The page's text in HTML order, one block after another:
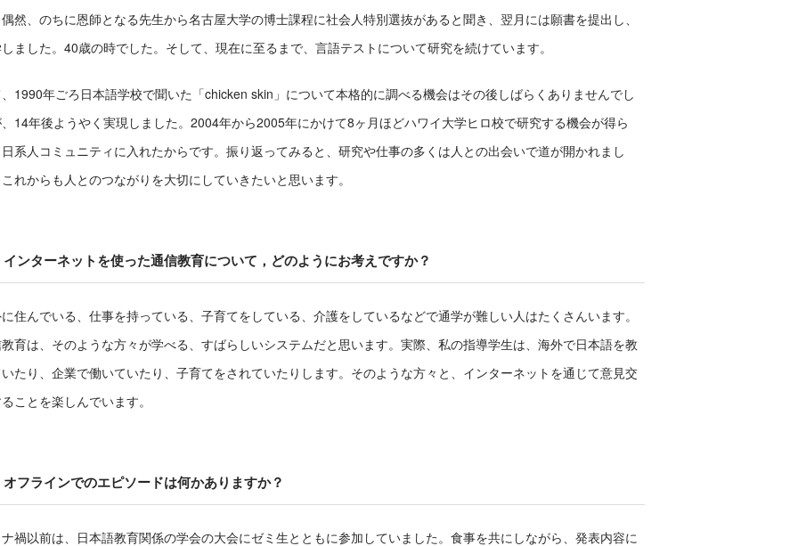
然、のちに恩師となる先生から名古屋大学の博士課程に社会人特別選抜があると聞き、翌月には願書を提出し、
ました。40歳の時でした。そして、現在に至るまで、言語テストについて研究を続けています。
1990年ごろ日本語学校で聞いた「chicken skin」について本格的に調べる機会はその後しばらくありませんでし
14年後ようやく実現しました。2004年から2005年にかけて8ヶ月ほどハワイ大学ヒロ校で研究する機会が得ら
系人コミュニティに入れたからです。振り返ってみると、研究や仕事の多くは人との出会いで道が開かれまし
れからも人とのつながりを大切にしていきたいと思います。
インターネットを使った通信教育について，どのようにお考えですか？
住んでいる、仕事を持っている、子育てをしている、介護をしているなどで通学が難しい人はたくさんいます。
育は、そのような方々が学べる、すばらしいシステムだと思います。実際、私の指導学生は、海外で日本語を教
いたり、企業で働いていたり、子育てをされていたりします。そのような方々と、インターネットを通じて意見交
ことを楽しんでいます。
オフラインでのエピソードは何かありますか？
ナ禍以前は、日本語教育関係の学会の大会にゼミ生とともに参加していました。食事を共にしながら、発表内容に